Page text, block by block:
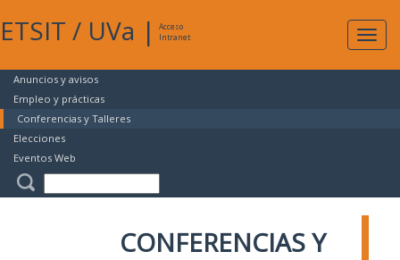
ETSIT / UVa |
Acceso
Intranet
Anuncios y avisos
Empleo y prácticas
Conferencias y Talleres
Elecciones
Eventos Web
CONFERENCIAS Y